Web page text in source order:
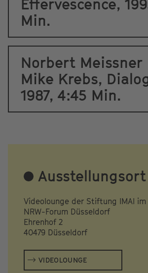
Effervescence,
Min.
Norbert
Mike Krebs,
1987, 4:45 Min.
Ausstellungsort
Videolounge der Stiftung IMAI im
NRW-Forum Düsseldorf
Ehrenhof 2
40479 Düsseldorf
VIDEOLOUNGE